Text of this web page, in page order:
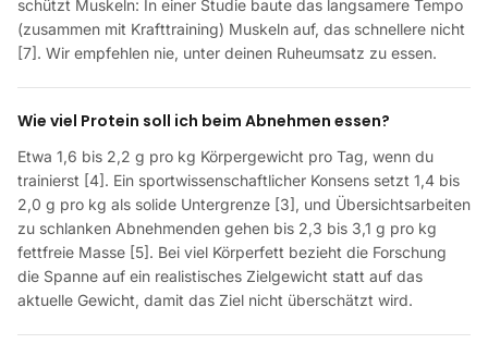
schützt Muskeln: In einer Studie baute das langsamere Tempo
(zusammen mit Krafttraining) Muskeln auf, das schnellere nicht
[7]. Wir empfehlen nie, unter deinen Ruheumsatz zu essen.
Wie viel Protein soll ich beim Abnehmen essen?
Etwa 1,6 bis 2,2 g pro kg Körpergewicht pro Tag, wenn du
trainierst [4]. Ein sportwissenschaftlicher Konsens setzt 1,4 bis
2,0 g pro kg als solide Untergrenze [3], und Übersichtsarbeiten
zu schlanken Abnehmenden gehen bis 2,3 bis 3,1 g pro kg
fettfreie Masse [5]. Bei viel Körperfett bezieht die Forschung
die Spanne auf ein realistisches Zielgewicht statt auf das
aktuelle Gewicht, damit das Ziel nicht überschätzt wird.